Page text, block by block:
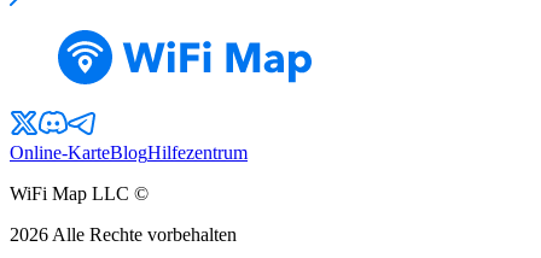
Online-KarteBlogHilfezentrum
WiFi Map LLC ©
2026 Alle Rechte vorbehalten